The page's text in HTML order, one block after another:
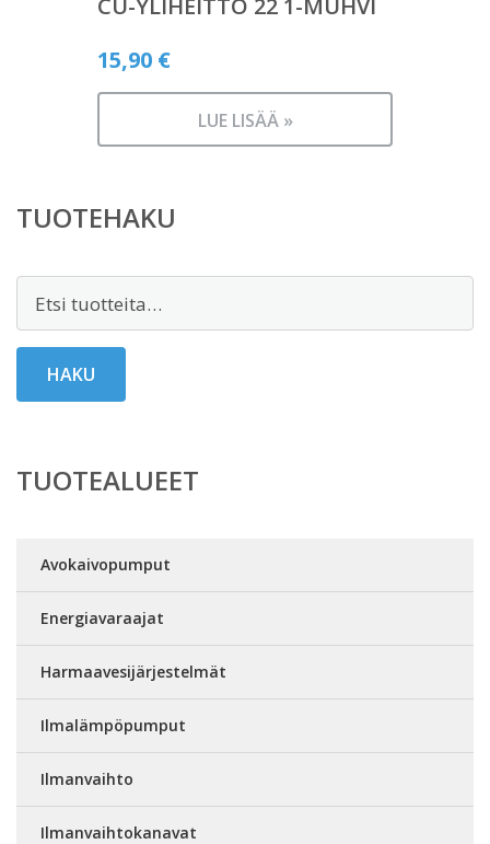
CU-YLIHEITTO 22 1-MUHVI
15,90 €
LUE LISÄÄ »
TUOTEHAKU
HAKU
TUOTEALUEET
Avokaivopumput
Energiavaraajat
Harmaavesijärjestelmät
Ilmalämpöpumput
Ilmanvaihto
Ilmanvaihtokanavat